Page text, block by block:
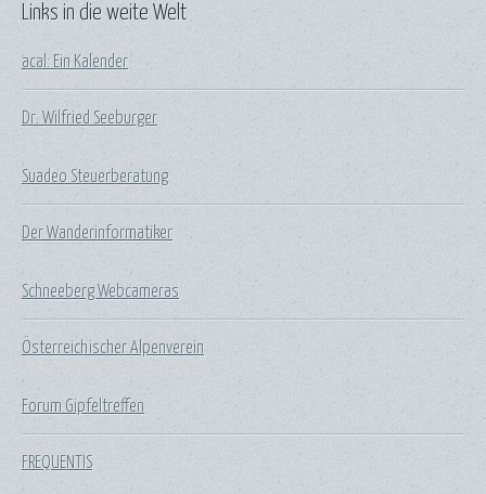
Links in die weite Welt
acal: Ein Kalender
Dr. Wilfried Seeburger
Suadeo Steuerberatung
Der Wanderinformatiker
Schneeberg Webcameras
Österreichischer Alpenverein
Forum Gipfeltreffen
FREQUENTIS